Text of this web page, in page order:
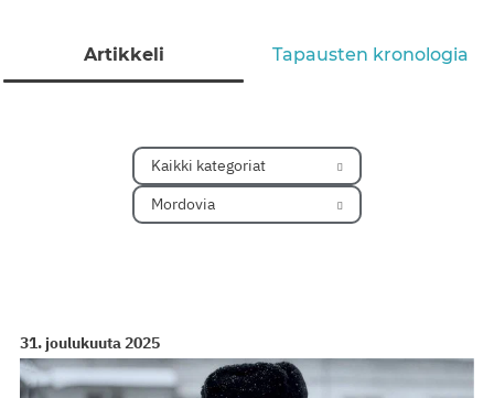
Artikkeli Tapausten kronologia
Kaikki kategoriat
Mordovia
31. joulukuuta 2025